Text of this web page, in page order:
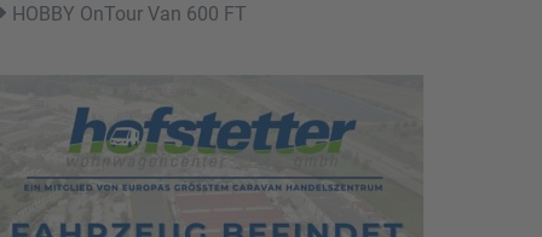
HOBBY OnTour Van 600 FT